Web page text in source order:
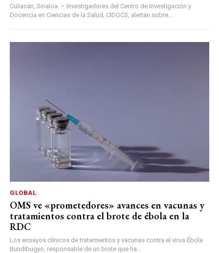
Culiacán, Sinaloa. – Investigadores del Centro de Investigación y
Docencia en Ciencias de la Salud, CIDOCS, alertan sobre...
GLOBAL
OMS ve «prometedores» avances en vacunas y
tratamientos contra el brote de ébola en la
RDC
Los ensayos clínicos de tratamientos y vacunas contra el virus Ébola
Bundibugyo, responsable de un brote que ha...